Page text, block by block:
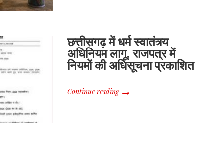
छत्तीसगढ़ में धर्म स्वातंत्र्य
अधिनियम लागू, राजपत्र में
नियमों की अधिसूचना प्रकाशित
Continue reading